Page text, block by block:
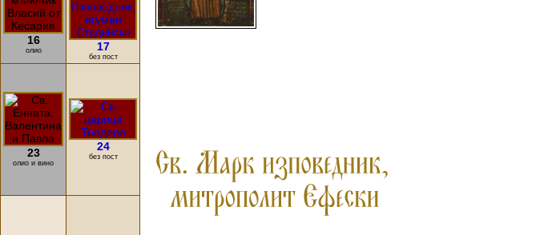
16
олио 17
без пост
23
олио и вино
24
без пост